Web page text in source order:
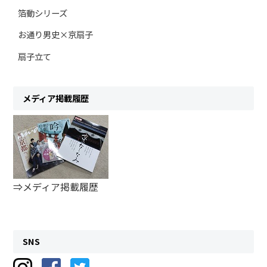
箔動シリーズ
お通り男史×京扇子
扇子立て
メディア掲載履歴
⇒メディア掲載履歴
SNS